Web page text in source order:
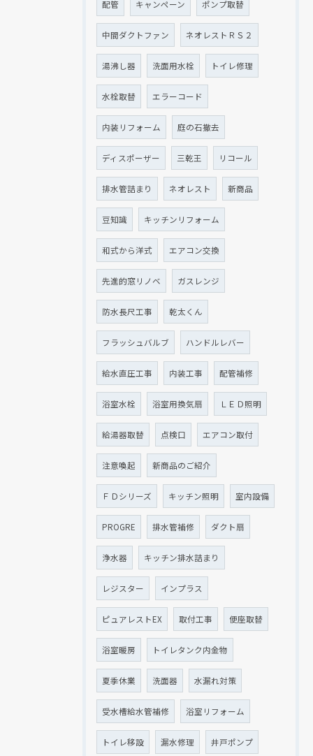
配管 キャンペーン ポンプ取替
中間ダクトファン ネオレストＲＳ２
湯沸し器 洗面用水栓 トイレ修理
水栓取替 エラーコード
内装リフォーム 庭の石撤去
ディスポーザー 三乾王 リコール
排水管詰まり ネオレスト 新商品
豆知識 キッチンリフォーム
和式から洋式 エアコン交換
先進的窓リノベ ガスレンジ
防水長尺工事 乾太くん
フラッシュバルブ ハンドルレバー
給水直圧工事 内装工事 配管補修
浴室水栓 浴室用換気扇 ＬＥＤ照明
給湯器取替 点検口 エアコン取付
注意喚起 新商品のご紹介
ＦＤシリーズ キッチン照明 室内設備
PROGRE 排水管補修 ダクト扇
浄水器 キッチン排水詰まり
レジスター インプラス
ピュアレストEX 取付工事 便座取替
浴室暖房 トイレタンク内金物
夏季休業 洗面器 水漏れ対策
受水槽給水管補修 浴室リフォーム
トイレ移設 漏水修理 井戸ポンプ